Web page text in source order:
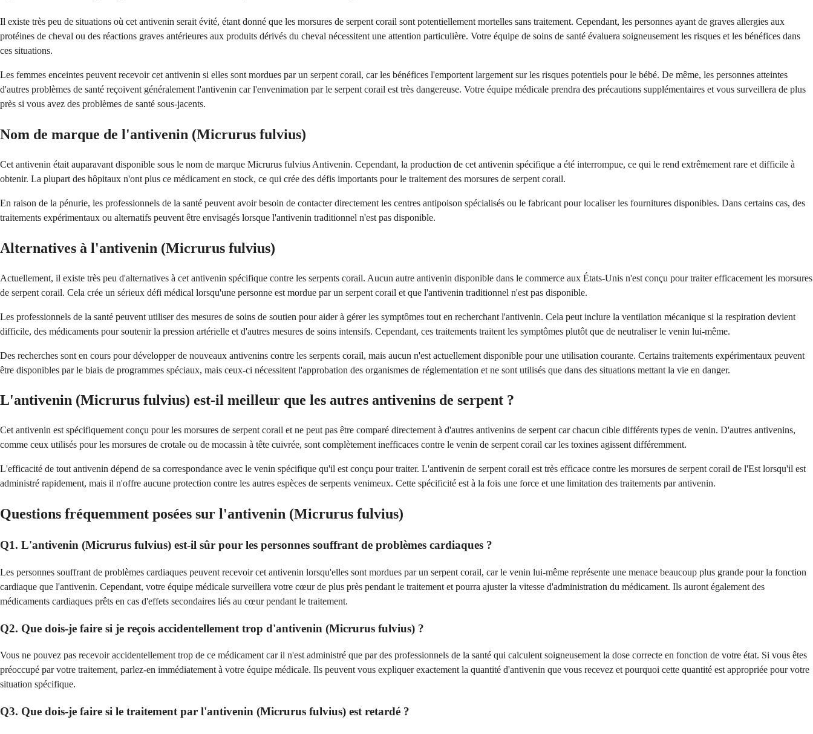
Il existe très peu de situations où cet antivenin serait évité, étant donné que les morsures de serpent corail sont potentiellement mortelles sans traitement. Cependant, les personnes ayant de graves allergies aux
protéines de cheval ou des réactions graves antérieures aux produits dérivés du cheval nécessitent une attention particulière. Votre équipe de soins de santé évaluera soigneusement les risques et les bénéfices dans
ces situations.
Les femmes enceintes peuvent recevoir cet antivenin si elles sont mordues par un serpent corail, car les bénéfices l'emportent largement sur les risques potentiels pour le bébé. De même, les personnes atteintes
d'autres problèmes de santé reçoivent généralement l'antivenin car l'envenimation par le serpent corail est très dangereuse. Votre équipe médicale prendra des précautions supplémentaires et vous surveillera de plus
près si vous avez des problèmes de santé sous-jacents.
Nom de marque de l'antivenin (Micrurus fulvius)
Cet antivenin était auparavant disponible sous le nom de marque Micrurus fulvius Antivenin. Cependant, la production de cet antivenin spécifique a été interrompue, ce qui le rend extrêmement rare et difficile à
obtenir. La plupart des hôpitaux n'ont plus ce médicament en stock, ce qui crée des défis importants pour le traitement des morsures de serpent corail.
En raison de la pénurie, les professionnels de la santé peuvent avoir besoin de contacter directement les centres antipoison spécialisés ou le fabricant pour localiser les fournitures disponibles. Dans certains cas, des
traitements expérimentaux ou alternatifs peuvent être envisagés lorsque l'antivenin traditionnel n'est pas disponible.
Alternatives à l'antivenin (Micrurus fulvius)
Actuellement, il existe très peu d'alternatives à cet antivenin spécifique contre les serpents corail. Aucun autre antivenin disponible dans le commerce aux États-Unis n'est conçu pour traiter efficacement les morsures
de serpent corail. Cela crée un sérieux défi médical lorsqu'une personne est mordue par un serpent corail et que l'antivenin traditionnel n'est pas disponible.
Les professionnels de la santé peuvent utiliser des mesures de soins de soutien pour aider à gérer les symptômes tout en recherchant l'antivenin. Cela peut inclure la ventilation mécanique si la respiration devient
difficile, des médicaments pour soutenir la pression artérielle et d'autres mesures de soins intensifs. Cependant, ces traitements traitent les symptômes plutôt que de neutraliser le venin lui-même.
Des recherches sont en cours pour développer de nouveaux antivenins contre les serpents corail, mais aucun n'est actuellement disponible pour une utilisation courante. Certains traitements expérimentaux peuvent
être disponibles par le biais de programmes spéciaux, mais ceux-ci nécessitent l'approbation des organismes de réglementation et ne sont utilisés que dans des situations mettant la vie en danger.
L'antivenin (Micrurus fulvius) est-il meilleur que les autres antivenins de serpent ?
Cet antivenin est spécifiquement conçu pour les morsures de serpent corail et ne peut pas être comparé directement à d'autres antivenins de serpent car chacun cible différents types de venin. D'autres antivenins,
comme ceux utilisés pour les morsures de crotale ou de mocassin à tête cuivrée, sont complètement inefficaces contre le venin de serpent corail car les toxines agissent différemment.
L'efficacité de tout antivenin dépend de sa correspondance avec le venin spécifique qu'il est conçu pour traiter. L'antivenin de serpent corail est très efficace contre les morsures de serpent corail de l'Est lorsqu'il est
administré rapidement, mais il n'offre aucune protection contre les autres espèces de serpents venimeux. Cette spécificité est à la fois une force et une limitation des traitements par antivenin.
Questions fréquemment posées sur l'antivenin (Micrurus fulvius)
Q1. L'antivenin (Micrurus fulvius) est-il sûr pour les personnes souffrant de problèmes cardiaques ?
Les personnes souffrant de problèmes cardiaques peuvent recevoir cet antivenin lorsqu'elles sont mordues par un serpent corail, car le venin lui-même représente une menace beaucoup plus grande pour la fonction
cardiaque que l'antivenin. Cependant, votre équipe médicale surveillera votre cœur de plus près pendant le traitement et pourra ajuster la vitesse d'administration du médicament. Ils auront également des
médicaments cardiaques prêts en cas d'effets secondaires liés au cœur pendant le traitement.
Q2. Que dois-je faire si je reçois accidentellement trop d'antivenin (Micrurus fulvius) ?
Vous ne pouvez pas recevoir accidentellement trop de ce médicament car il n'est administré que par des professionnels de la santé qui calculent soigneusement la dose correcte en fonction de votre état. Si vous êtes
préoccupé par votre traitement, parlez-en immédiatement à votre équipe médicale. Ils peuvent vous expliquer exactement la quantité d'antivenin que vous recevez et pourquoi cette quantité est appropriée pour votre
situation spécifique.
Q3. Que dois-je faire si le traitement par l'antivenin (Micrurus fulvius) est retardé ?